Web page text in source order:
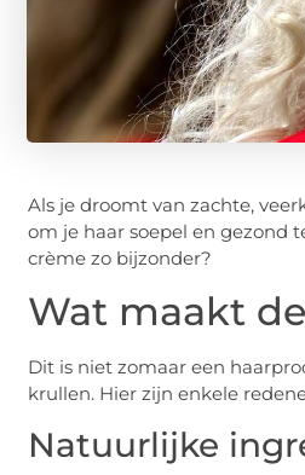
Als je droomt van zachte,
om je haar soepel en gezond
crème zo bijzonder?
Wat maakt
Dit is niet zomaar een
krullen. Hier zijn enkele
Natuurlijke